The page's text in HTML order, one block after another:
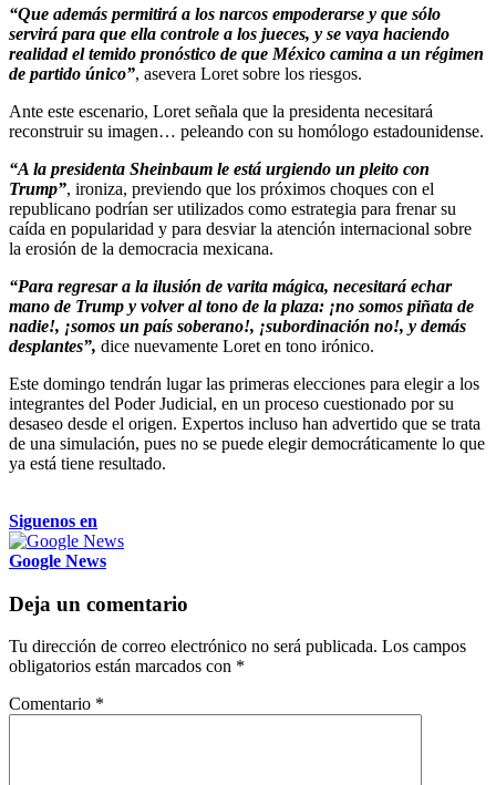
“Que además permitirá a los narcos empoderarse y que sólo
servirá para que ella controle a los jueces, y se vaya haciendo
realidad el temido pronóstico de que México camina a un régimen
de partido único”, asevera Loret sobre los riesgos.
Ante este escenario, Loret señala que la presidenta necesitará
reconstruir su imagen… peleando con su homólogo estadounidense.
“A la presidenta Sheinbaum le está urgiendo un pleito con
Trump”, ironiza, previendo que los próximos choques con el
republicano podrían ser utilizados como estrategia para frenar su
caída en popularidad y para desviar la atención internacional sobre
la erosión de la democracia mexicana.
“Para regresar a la ilusión de varita mágica, necesitará echar
mano de Trump y volver al tono de la plaza: ¡no somos piñata de
nadie!, ¡somos un país soberano!, ¡subordinación no!, y demás
desplantes”, dice nuevamente Loret en tono irónico.
Este domingo tendrán lugar las primeras elecciones para elegir a los
integrantes del Poder Judicial, en un proceso cuestionado por su
desaseo desde el origen. Expertos incluso han advertido que se trata
de una simulación, pues no se puede elegir democráticamente lo que
ya está tiene resultado.
Siguenos en
Google News
Deja un comentario
Tu dirección de correo electrónico no será publicada. Los campos
obligatorios están marcados con *
Comentario *